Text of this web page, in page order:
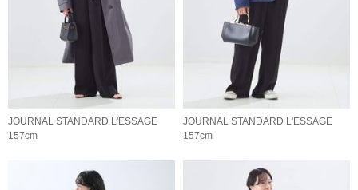
JOURNAL STANDARD L'ESSAGE
157cm
JOURNAL STANDARD L'ESSAGE
157cm